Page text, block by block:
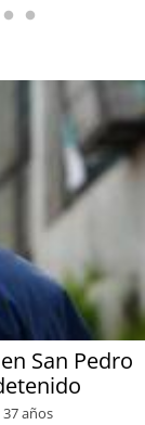
San Pedro
años